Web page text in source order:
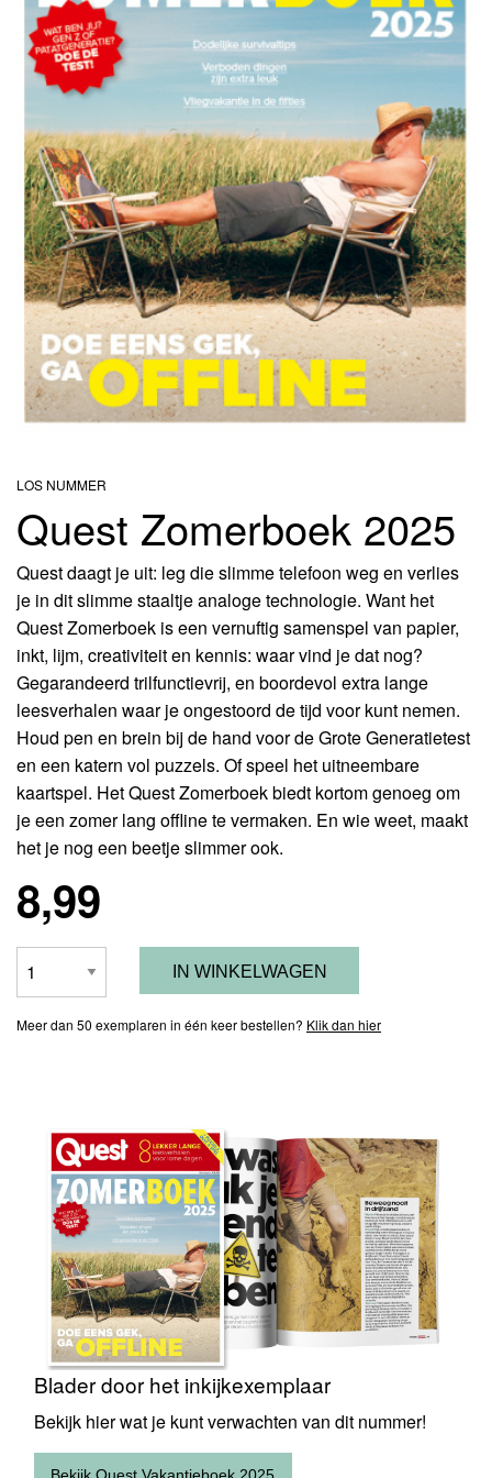
LOS NUMMER
Quest Zomerboek 2025
Quest daagt je uit: leg die slimme telefoon weg en verlies
je in dit slimme staaltje analoge technologie. Want het
Quest Zomerboek is een vernuftig samenspel van papier,
inkt, lijm, creativiteit en kennis: waar vind je dat nog?
Gegarandeerd trilfunctievrij, en boordevol extra lange
leesverhalen waar je ongestoord de tijd voor kunt nemen.
Houd pen en brein bij de hand voor de Grote Generatietest
en een katern vol puzzels. Of speel het uitneembare
kaartspel. Het Quest Zomerboek biedt kortom genoeg om
je een zomer lang offline te vermaken. En wie weet, maakt
het je nog een beetje slimmer ook.
8,99
Meer dan 50 exemplaren in één keer bestellen? Klik dan hier
Blader
door
het
inkijkexemplaar
Blader door het inkijkexemplaar
Bekijk hier wat je kunt verwachten van dit nummer!